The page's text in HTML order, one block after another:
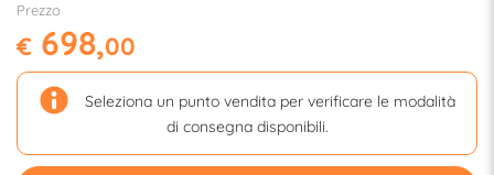
Prezzo
€ 698,00
Seleziona un punto vendita per verificare le modalità
di consegna disponibili.